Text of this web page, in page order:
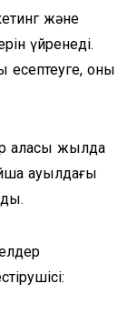
және
үйренеді.
есептеуге, оны
алқасы жылда
ауылдағы